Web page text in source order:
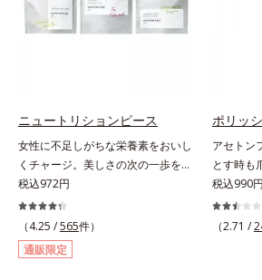
着成分(*2)配合で、保湿成分が肌に
ぴたっと密着。洗い流した後も必要
メが細かい泡はやさしい肌あた
タイムに癒しのひとときをもたらし
ます。*1 ラウロイルシルクアミノ
酸K*2 異性化糖
ニュートリションピース
女性に不足しがちな栄養素をおいし
くチャージ。美しさの次の一歩を引
き出すタブレット。現代女性に不足
しがちな栄養素に着目。ぽいっとひ
と口補いやすい６種類の「キレイの
素」、タブレットタイプのサプリメ
ントシリーズです。女性の不足栄養
税込972円
（4.25 /565件）
通販限定
ポリッ
アセトン
とす時も
へのやさ
バー（除
ー処方
税込990円
（2.71 /